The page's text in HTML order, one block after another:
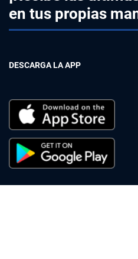
en tus propias
DESCARGA LA APP